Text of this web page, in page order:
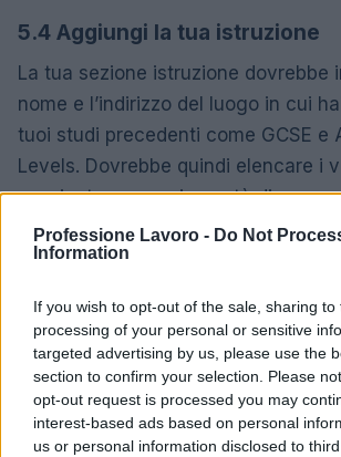
Professione Lavoro - Do Not
Information
If you wish to opt-out of the sale, sharing
processing of your personal or sensitive
targeted advertising by us, please use the
section to confirm your selection. Please
opt-out request is processed you may
interest-based ads based on personal
us or personal information disclosed to
5.4 Aggiungi la tua istruzione
La tua sezione istruzione dovrebbe
nome e l’indirizzo del luogo in cui
tuoi studi precedenti come GCSE e
Levels. Dovrebbe quindi elencare i
raggiunto e, se sei a metà di una
che si prevede di ottenere.
Dovresti aver già identificato le tue
chiave e quelle che corrispondono
lavoro. Includi prima le abilità più
ruolo lavorativo e segui quelle tue
possano essere rilevanti, ma che